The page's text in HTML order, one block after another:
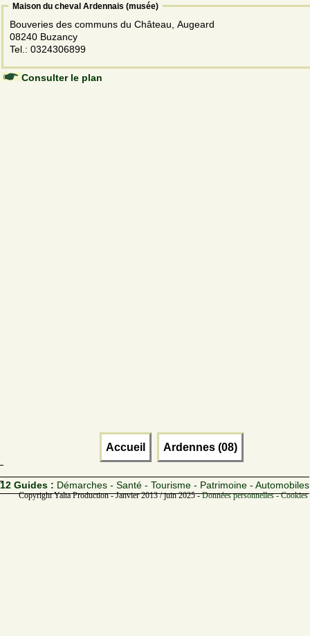
Maison du cheval Ardennais (musée)
Bouveries des communs du Château, Augeard
08240 Buzancy
Tel.: 0324306899
Consulter le plan
Accueil Ardennes (08)
12 Guides : Démarches - Santé - Tourisme - Patrimoine - Automobiles
Copyright Yalta Production - Janvier 2013 / juin 2025 -Données personnelles -